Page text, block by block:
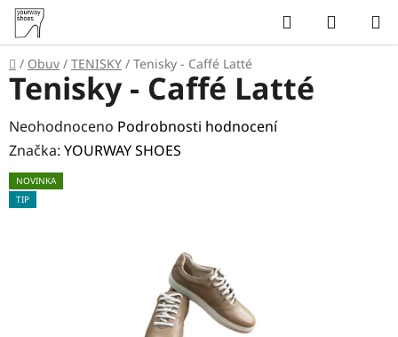
Přejít
obsah
Hledat
KOŠÍK
Domů
/ Obuv / TENISKY / Tenisky - Caffé Latté
Tenisky - Caffé Latté
Průměrné
hodnocení
produktu
je
Neohodnoceno Podrobnosti hodnocení
Značka: YOURWAY SHOES
NOVINKA
TIP